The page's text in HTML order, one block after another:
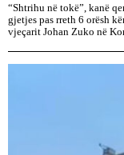
“Shtrihu në tokë”, kanë
gjetjes pas rreth 6 orësh
vjeçarit Johan Zuko në